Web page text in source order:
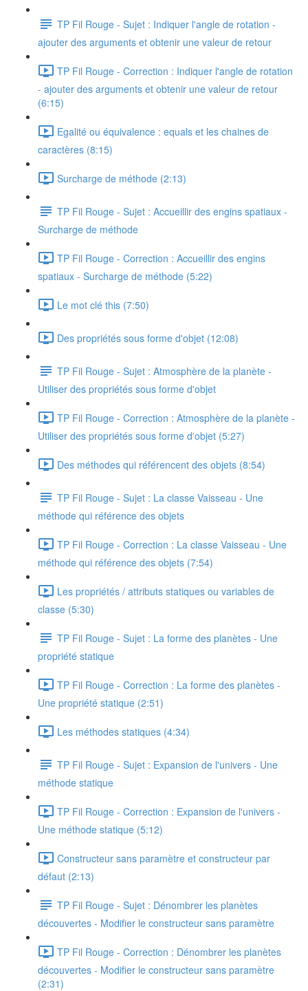
TP Fil Rouge - Sujet : Indiquer l'angle de rotation -
ajouter des arguments et obtenir une valeur de retour
TP Fil Rouge - Correction : Indiquer l'angle de rotation
- ajouter des arguments et obtenir une valeur de retour
(6:15)
Egalité ou équivalence : equals et les chaines de
caractères (8:15)
Surcharge de méthode (2:13)
TP Fil Rouge - Sujet : Accueillir des engins spatiaux -
Surcharge de méthode
TP Fil Rouge - Correction : Accueillir des engins
spatiaux - Surcharge de méthode (5:22)
Le mot clé this (7:50)
Des propriétés sous forme d'objet (12:08)
TP Fil Rouge - Sujet : Atmosphère de la planète -
Utiliser des propriétés sous forme d'objet
TP Fil Rouge - Correction : Atmosphère de la planète -
Utiliser des propriétés sous forme d'objet (5:27)
Des méthodes qui référencent des objets (8:54)
TP Fil Rouge - Sujet : La classe Vaisseau - Une
méthode qui référence des objets
TP Fil Rouge - Correction : La classe Vaisseau - Une
méthode qui référence des objets (7:54)
Les propriétés / attributs statiques ou variables de
classe (5:30)
TP Fil Rouge - Sujet : La forme des planètes - Une
propriété statique
TP Fil Rouge - Correction : La forme des planètes -
Une propriété statique (2:51)
Les méthodes statiques (4:34)
TP Fil Rouge - Sujet : Expansion de l'univers - Une
méthode statique
TP Fil Rouge - Correction : Expansion de l'univers -
Une méthode statique (5:12)
Constructeur sans paramètre et constructeur par
défaut (2:13)
TP Fil Rouge - Sujet : Dénombrer les planètes
découvertes - Modifier le constructeur sans paramètre
TP Fil Rouge - Correction : Dénombrer les planètes
découvertes - Modifier le constructeur sans paramètre
(2:31)